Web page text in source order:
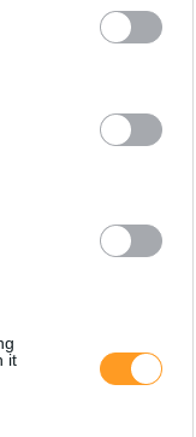
it
fatura, quais são os
sua empresa, tente
fase é a melhor
explicar de forma
devem ter.